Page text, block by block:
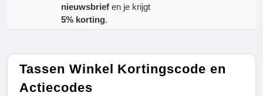
nieuwsbrief en je krijgt
5% korting.
Tassen Winkel Kortingscode en
Actiecodes